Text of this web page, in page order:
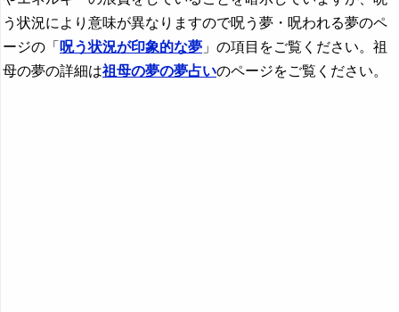
う状況により意味が異なりますので呪う夢・呪われる夢のペ
ージの「 呪う状況が印象的な夢 」の項目をご覧ください。祖
母の夢の詳細は祖母の夢の夢占いのページをご覧ください。